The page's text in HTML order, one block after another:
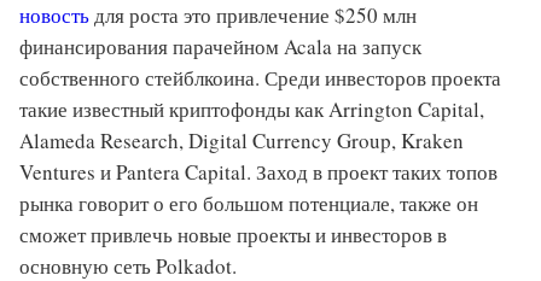
новостьдля роста это привлечение $250 млн
финансирования парачейном Acala на запуск
собственного стейблкоина. Среди инвесторов проекта
такие известный криптофонды как Arrington Capital,
Alameda Research, Digital Currency Group, Kraken
Ventures и Pantera Capital. Заход в проект таких топов
рынка говорит о его большом потенциале, также он
сможет привлечь новые проекты и инвесторов в
основную сеть Polkadot.